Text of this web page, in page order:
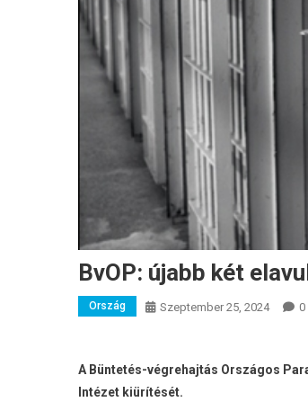
BvOP: újabb két
Ország Szeptember 25, 2024 0
A Büntetés-végrehajtás Országos
Intézet kiürítését.